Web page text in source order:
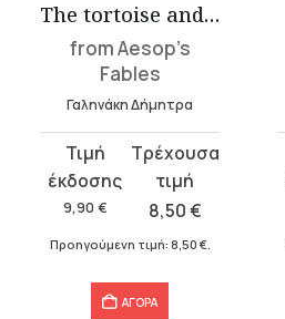
The tortoise and the hare
from Aesop’s
Fables
Γαληνάκη Δήμητρα
9,90 €
Original
price
was:
9,90 €.
8,50€
τρέχουσα
τιμή
είναι:
Προηγούμενη τιμή: 8,50 €.
ΑΓΟΡΑ